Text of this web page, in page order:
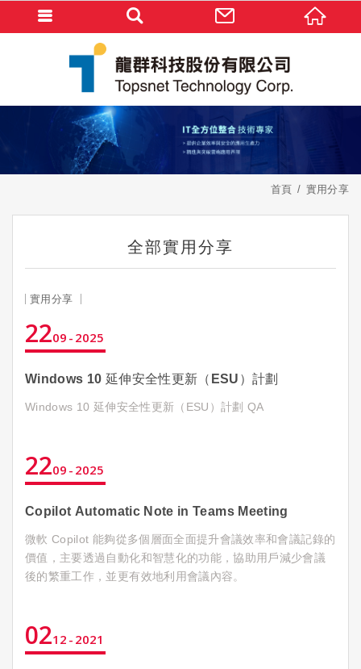
首頁 實用分享
全部實用分享
實用分享
2209 2025
Windows 10 延伸安全性更新（ESU）計劃
Windows 10 延伸安全性更新（ESU）計劃 QA
2209 2025
Copilot Automatic Note in Teams Meeting
微軟 Copilot 能夠從多個層面全面提升會議效率和會議記錄的
價值，主要透過自動化和智慧化的功能，協助用戶減少會議
後的繁重工作，並更有效地利用會議內容。
0212 2021